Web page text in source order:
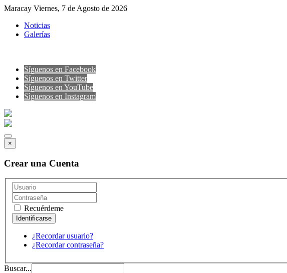
Maracay Viernes, 7 de Agosto de 2026
Noticias
Galerías
Síguenos en Facebook
Síguenos en Twitter
Síguenos en YouTube
Sìguenos en Instagram
×
Crear una Cuenta
Recuérdeme
¿Recordar usuario?
¿Recordar contraseña?
Buscar...